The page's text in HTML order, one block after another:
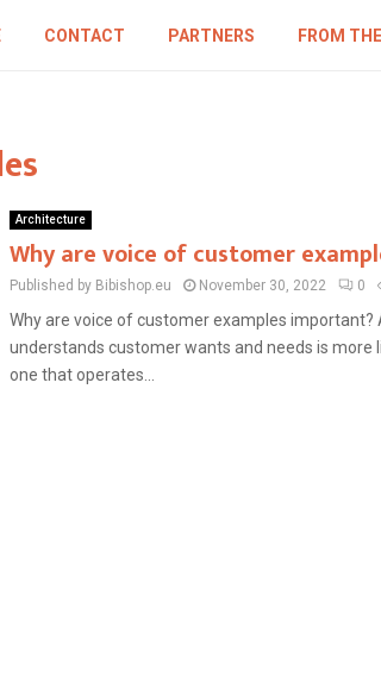
CONTACT PARTNERS FROM
Architecture
Why are voice of customer
Published by Bibishop.eu November 30, 2022 0
Why are voice of customer examples
understands customer wants and needs is more
one that operates...